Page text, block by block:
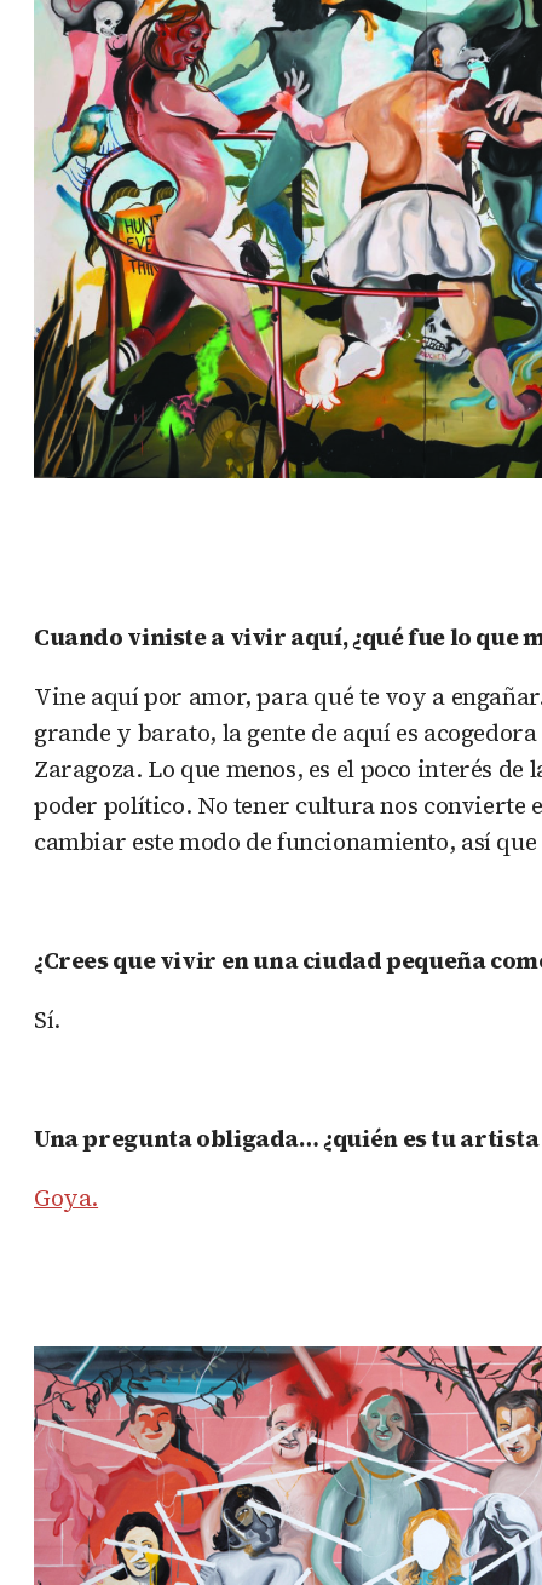
Cuando viniste a vivir aquí, ¿qué fue lo que
Vine aquí por amor, para qué te voy a
grande y barato, la gente de aquí es
Zaragoza. Lo que menos, es el poco interés
poder político. No tener cultura nos convierte
cambiar este modo de funcionamiento, así
¿Crees que vivir en una ciudad pequeña
Sí.
Una pregunta obligada… ¿quién es tu
Goya.